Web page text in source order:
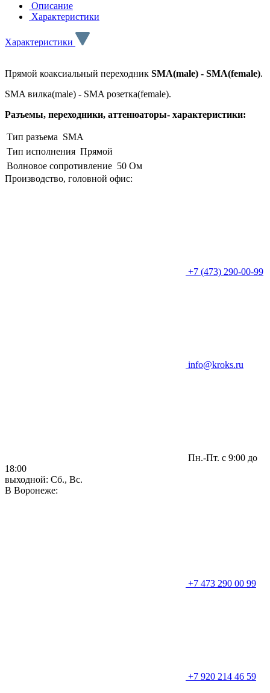
Описание
Характеристики
Характеристики
Прямой коаксиальный переходник SMA(male) - SMA(female).
SMA вилка(male) - SMA розетка(female).
Разъемы, переходники, аттенюаторы- характеристики:
Тип разъема SMA
Тип исполнения Прямой
Волновое сопротивление 50 Ом
Производство, головной офис:
+7 (473) 290-00-99
info@kroks.ru
Пн.-Пт. с 9:00 до
18:00
выходной: Сб., Вс.
В Воронеже:
+7 473 290 00 99
+7 920 214 46 59